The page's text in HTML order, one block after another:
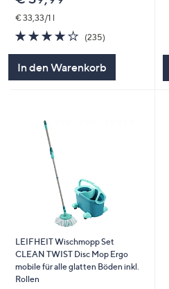
€ 33,33/1 l
3.9
von
(235)235
In den Warenkorb
LEIFHEIT Wischmopp Set
CLEAN TWIST Disc Mop Ergo
mobile für alle glatten Böden inkl.
Rollen